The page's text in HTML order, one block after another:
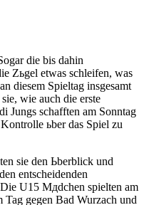
die bis dahin
Zьgel etwas schleifen, was
diesem Spieltag insgesamt
wie auch die erste
Jungs schafften am Sonntag
ьber das Spiel zu
sie den Ьberblick und
entscheidenden
U15 Mдdchen spielten am
Tag gegen Bad Wurzach und